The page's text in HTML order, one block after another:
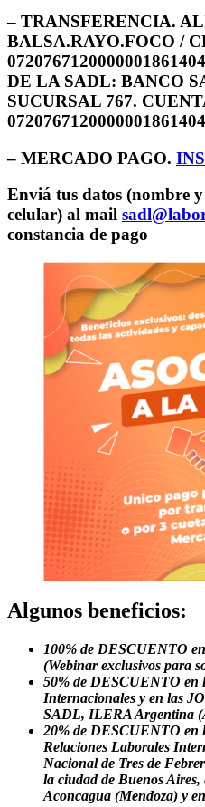
– TRANSFERENCIA.
BALSA.RAYO.FOCO /
DE LA SADL: BANCO
SUCURSAL 767.
0720767120000001861404
– MERCADO PAGO.
Enviá tus datos (nombre
celular) al mail
constancia de pago
Algunos beneficios:
100% de DESCUENTO
(Webinar exclusivos para
50% de DESCUENTO en
Internacionales y en las
SADL, ILERA Argentina
20% de DESCUENTO
Relaciones Laborales
Nacional de Tres de
la ciudad de Buenos
Aconcagua (Mendoza) y